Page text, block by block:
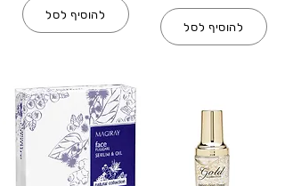
להוסיף לסל
להוסיף לסל